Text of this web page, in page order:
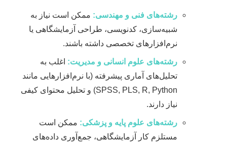
رشته‌های فنی و مهندسی: ممکن است نیاز به
شبیه‌سازی، کدنویسی، طراحی آزمایشگاهی یا
نرم‌افزارهای تخصصی داشته باشند.
رشته‌های علوم انسانی و مدیریت: اغلب به
تحلیل‌های آماری پیشرفته (با نرم‌افزارهایی مانند
SPSS, PLS, R, Python) و تحلیل محتوای کیفی
نیاز دارند.
رشته‌های علوم پایه و پزشکی: ممکن است
مستلزم کار آزمایشگاهی، جمع‌آوری داده‌های